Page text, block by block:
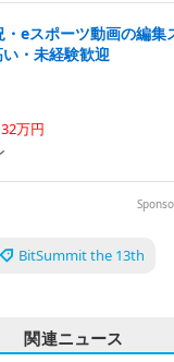
・eスポーツ動画の編
・未経験歓迎
万円
BitSummit the 13th
関連ニュース